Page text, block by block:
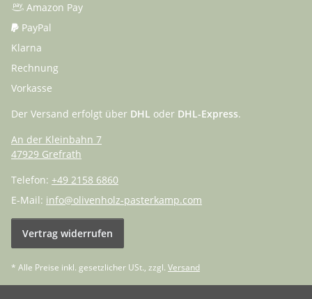
Amazon Pay
PayPal
Klarna
Rechnung
Vorkasse
Der Versand erfolgt über DHL oder DHL-Express.
An der Kleinbahn 7
47929 Grefrath
Telefon: +49 2158 6860
E-Mail: info@olivenholz-pasterkamp.com
Vertrag widerrufen
* Alle Preise inkl. gesetzlicher USt., zzgl. Versand